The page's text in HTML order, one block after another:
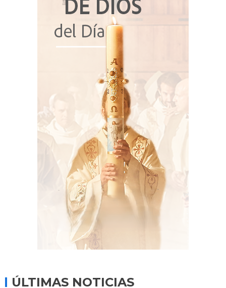
ÚLTIMAS NOTICIAS